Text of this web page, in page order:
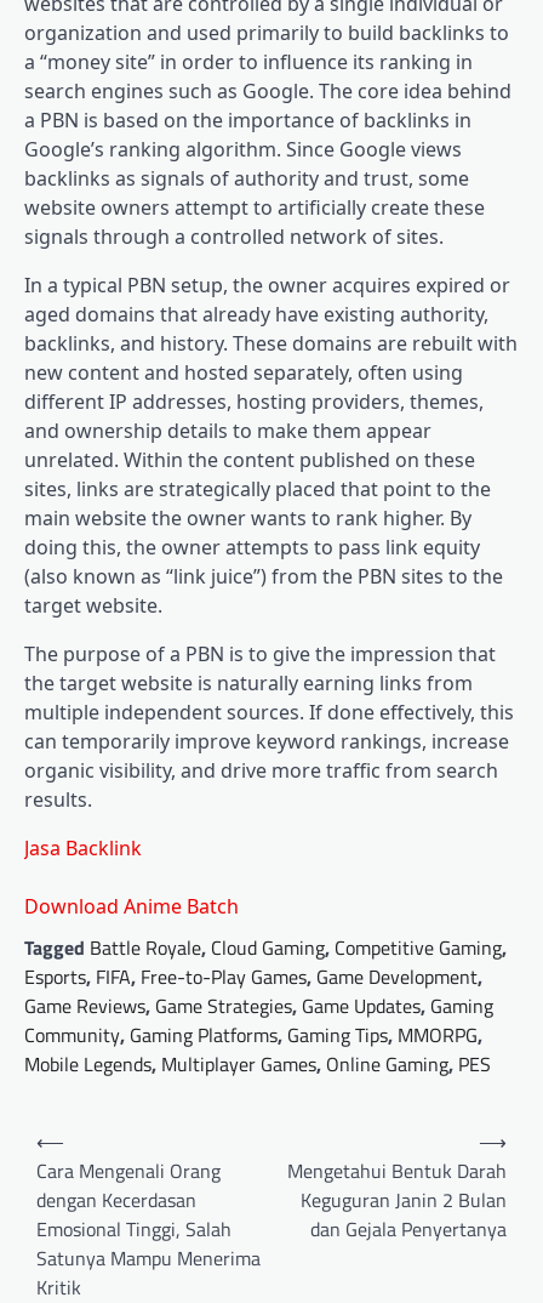
organization and used primarily to build backlinks to
a “money site” in order to influence its ranking in
search engines such as Google. The core idea behind
a PBN is based on the importance of backlinks in
Google’s ranking algorithm. Since Google views
backlinks as signals of authority and trust, some
website owners attempt to artificially create these
signals through a controlled network of sites.
In a typical PBN setup, the owner acquires expired or
aged domains that already have existing authority,
backlinks, and history. These domains are rebuilt with
new content and hosted separately, often using
different IP addresses, hosting providers, themes,
and ownership details to make them appear
unrelated. Within the content published on these
sites, links are strategically placed that point to the
main website the owner wants to rank higher. By
doing this, the owner attempts to pass link equity
(also known as “link juice”) from the PBN sites to the
target website.
The purpose of a PBN is to give the impression that
the target website is naturally earning links from
multiple independent sources. If done effectively, this
can temporarily improve keyword rankings, increase
organic visibility, and drive more traffic from search
results.
Jasa Backlink
Download Anime Batch
Tagged Battle Royale, Cloud Gaming, Competitive Gaming,
Esports, FIFA, Free-to-Play Games, Game Development,
Game Reviews, Game Strategies, Game Updates, Gaming
Community, Gaming Platforms, Gaming Tips, MMORPG,
Mobile Legends, Multiplayer Games, Online Gaming, PES
Post
navigation
⟵
Cara Mengenali Orang
dengan Kecerdasan
Emosional Tinggi, Salah
Satunya Mampu Menerima
Kritik
Mengetahui Bentuk Darah
Keguguran Janin 2 Bulan
dan Gejala Penyertanya
⟶